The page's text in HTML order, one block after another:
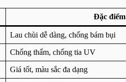
Đặc điểm
Lau chùi dễ dàng, chống bám bụi
Chống thấm, chống tia UV
Giá tốt, màu sắc đa dạng